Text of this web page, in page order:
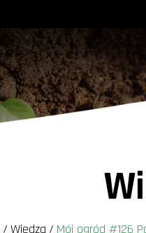
/ Wiedza / Mój ogród #126